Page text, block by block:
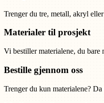
Trenger du tre, metall, akryl
Materialer til prosjekt
Vi bestiller materialene, du
Bestille gjennom oss
Trenger du kun materialene?